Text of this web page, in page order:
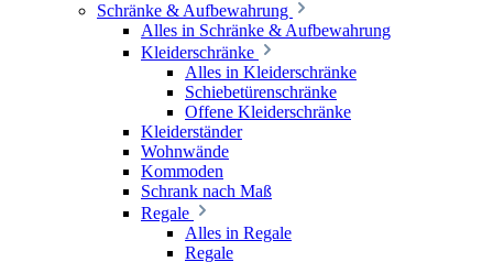
Schränke & Aufbewahrung
Alles in Schränke & Aufbewahrung
Kleiderschränke
Alles in Kleiderschränke
Schiebetürenschränke
Offene Kleiderschränke
Kleiderständer
Wohnwände
Kommoden
Schrank nach Maß
Regale
Alles in Regale
Regale